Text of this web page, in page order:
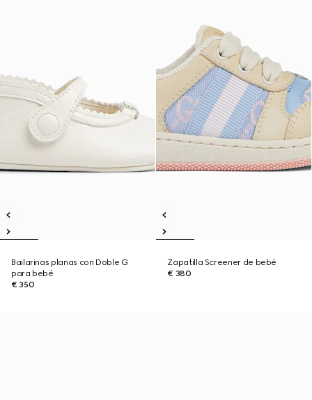
Bailarinas planas con Doble G
para bebé
€ 350
Zapatilla Screener de bebé
€ 380